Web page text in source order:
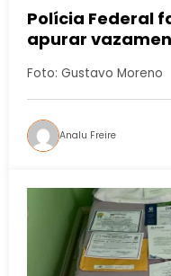
Polícia Federal
apurar
do Supremo
Foto: Gustavo Moreno
Analu Freire